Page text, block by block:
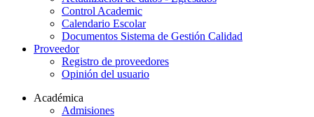
Control Academic
Calendario Escolar
Documentos Sistema de Gestión Calidad
Proveedor
Registro de proveedores
Opinión del usuario
Académica
Admisiones